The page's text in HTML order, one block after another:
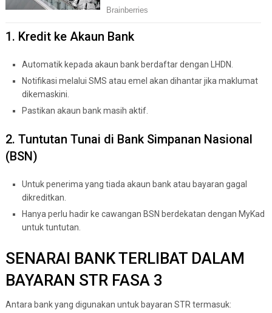
1. Kredit ke Akaun Bank
Automatik kepada akaun bank berdaftar dengan LHDN.
Notifikasi melalui SMS atau emel akan dihantar jika maklumat
dikemaskini.
Pastikan akaun bank masih aktif.
2. Tuntutan Tunai di Bank Simpanan Nasional
(BSN)
Untuk penerima yang tiada akaun bank atau bayaran gagal
dikreditkan.
Hanya perlu hadir ke cawangan BSN berdekatan dengan MyKad
untuk tuntutan.
SENARAI BANK TERLIBAT DALAM
BAYARAN STR FASA 3
Antara bank yang digunakan untuk bayaran STR termasuk: